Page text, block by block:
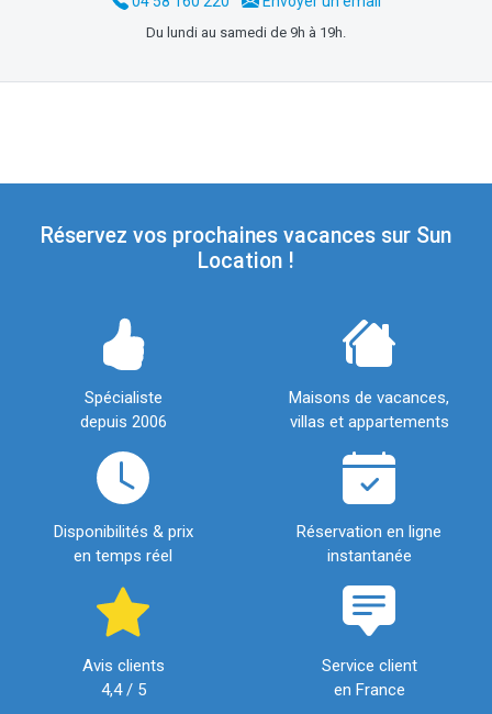
Du lundi au samedi de 9h à 19h.
Réservez vos prochaines vacances sur Sun
Location !
Spécialiste
depuis 2006
Maisons de vacances,
villas et appartements
Disponibilités & prix
en temps réel
Réservation en ligne
instantanée
Avis clients
4,4 / 5
Service client
en France